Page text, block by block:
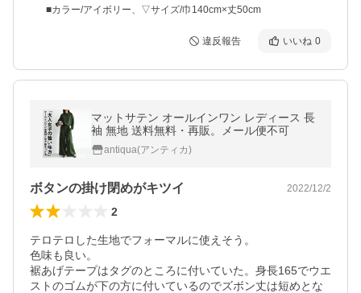
■カラー/アイボリー、▽サイズ/巾140cm×丈50cm
違反報告 いいね 0
マットサテン オールインワン レディース 長
袖 無地 送料無料・再販。メール便不可
antiqua(アンティカ)
ボタンの掛け閉めがキツイ 2022/12/2
2
テロテロした生地でフォーマルに使えそう。
色味も良い。
裾あげテープはタグのところに付いていた。身長165でウエ
ストのゴムが下の方に付いているのでズボン丈は短めとな